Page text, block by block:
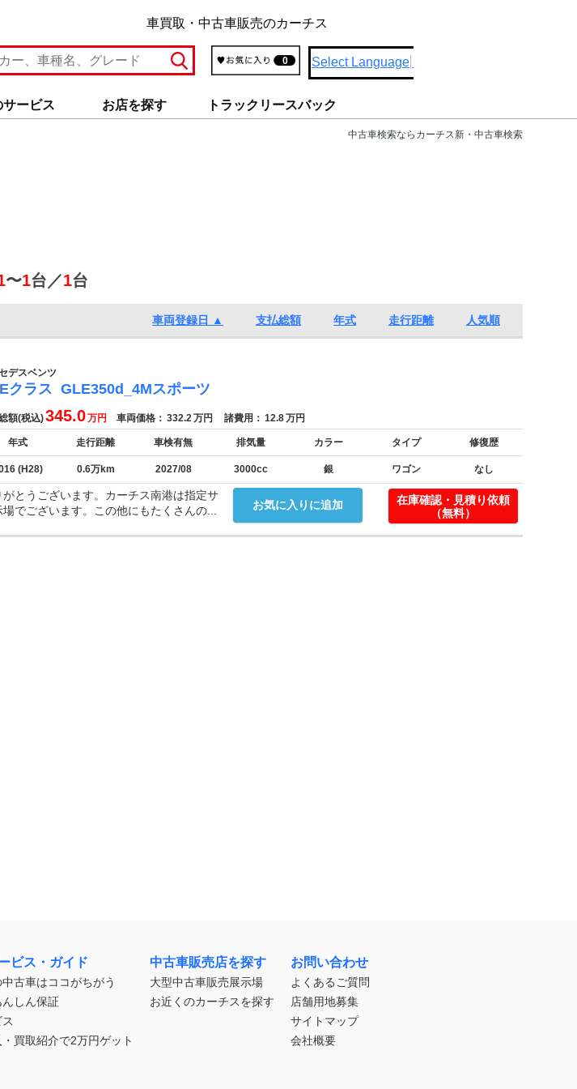
車買取・中古車販売のカーチス
0 Select Language
サービス お店を探す トラックリースバック
中古車検索ならカーチス新・中古車検索
〜1台／1台
車両登録日 ▲ 支払総額 年式 走行距離 人気順
デスベンツ
クラス GLE350d_4Mスポーツ
額(税込)345.0万円 車両価格： 332.2 万円 諸費用： 12.8万円
年式 走行距離 車検有無 排気量 カラー タイプ 修復歴
(H28) 0.6万km 2027/08 3000cc 銀 ワゴン なし
お気に入りに追加
とうございます。カーチス南港は指定サ
でございます。この他にもたくさんの...
在庫確認・見積り依頼
（無料）
ビス・ガイド
古車はココがちがう
しん保証
買取紹介で2万円ゲット
中古車販売店を探す
大型中古車販売展示場
お近くのカーチスを探す
お問い合わせ
よくあるご質問
店舗用地募集
サイトマップ
会社概要